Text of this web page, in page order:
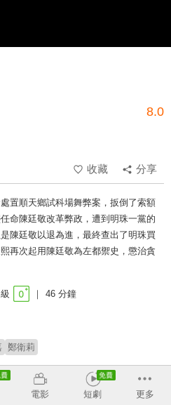
8.0
收藏
分享
置順天鄉試科場舞弊案，扳倒了索額
命陳廷敬改革弊政，遭到明珠一黨的
陳廷敬以退為進，最終查出了明珠買
再次起用陳廷敬為左都禦史，懲治貪
46 分鐘
鄭衛莉
電影 短劇 更多